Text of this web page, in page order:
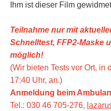
Ihm ist dieser Film
Teilnahme nur mit
Schnelltest, FFP2-Maske
möglich!
(Wir bieten Tests vor Ort, in
17:40 Uhr, an.)
Anmeldung beim
Tel.: 030 46 705-276,